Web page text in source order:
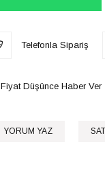
Telefonla Sipariş
Fiyat Düşünce Haber Ver
YORUM YAZ